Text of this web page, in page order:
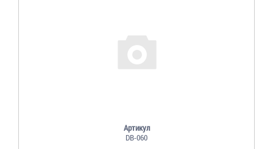
Артикул
DB-060